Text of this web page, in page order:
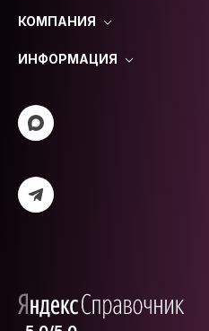
КОМПАНИЯ
ИНФОРМАЦИЯ